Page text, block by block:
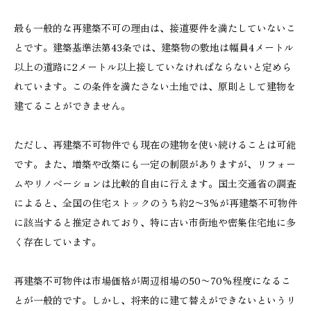
最も一般的な再建築不可の理由は、接道要件を満たしていないこ
とです。建築基準法第43条では、建築物の敷地は幅員4メートル
以上の道路に2メートル以上接していなければならないと定めら
れています。この条件を満たさない土地では、原則として建物を
建てることができません。
ただし、再建築不可物件でも現在の建物を使い続けることは可能
です。また、増築や改築にも一定の制限がありますが、リフォー
ムやリノベーションは比較的自由に行えます。国土交通省の調査
によると、全国の住宅ストックのうち約2〜3%が再建築不可物件
に該当すると推定されており、特に古い市街地や密集住宅地に多
く存在しています。
再建築不可物件は市場価格が周辺相場の50〜70%程度になるこ
とが一般的です。しかし、将来的に建て替えができないというリ